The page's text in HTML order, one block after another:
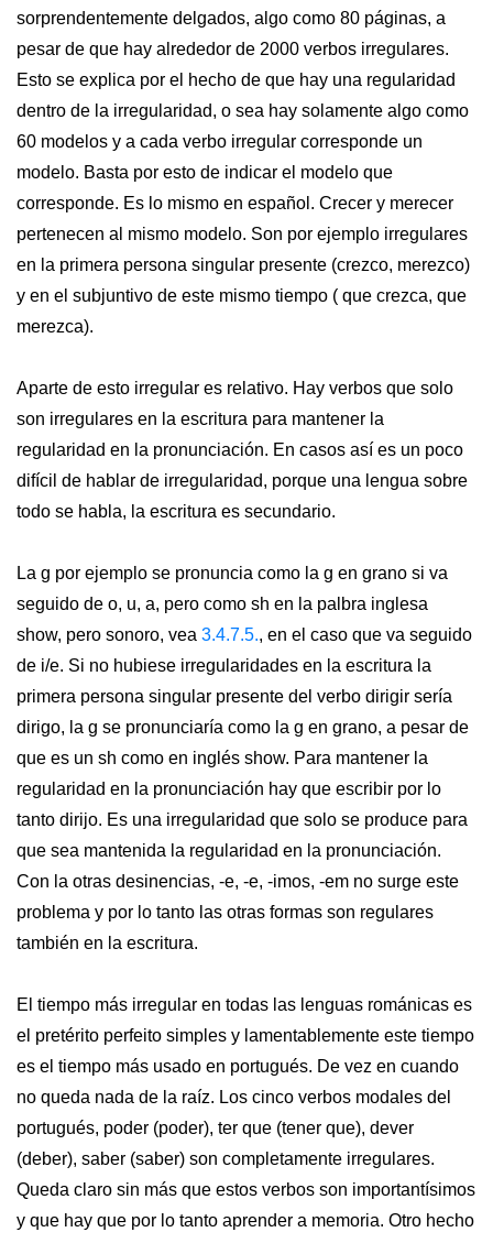
sorprendentemente delgados, algo como 80 páginas, a
pesar de que hay alrededor de 2000 verbos irregulares.
Esto se explica por el hecho de que hay una regularidad
dentro de la irregularidad, o sea hay solamente algo como
60 modelos y a cada verbo irregular corresponde un
modelo. Basta por esto de indicar el modelo que
corresponde. Es lo mismo en español. Crecer y merecer
pertenecen al mismo modelo. Son por ejemplo irregulares
en la primera persona singular presente (crezco, merezco)
y en el subjuntivo de este mismo tiempo ( que crezca, que
merezca).
Aparte de esto irregular es relativo. Hay verbos que solo
son irregulares en la escritura para mantener la
regularidad en la pronunciación. En casos así es un poco
difícil de hablar de irregularidad, porque una lengua sobre
todo se habla, la escritura es secundario.
La g por ejemplo se pronuncia como la g en grano si va
seguido de o, u, a, pero como sh en la palbra inglesa
show, pero sonoro, vea 3.4.7.5., en el caso que va seguido
de i/e. Si no hubiese irregularidades en la escritura la
primera persona singular presente del verbo dirigir sería
dirigo, la g se pronunciaría como la g en grano, a pesar de
que es un sh como en inglés show. Para mantener la
regularidad en la pronunciación hay que escribir por lo
tanto dirijo. Es una irregularidad que solo se produce para
que sea mantenida la regularidad en la pronunciación.
Con la otras desinencias, -e, -e, -imos, -em no surge este
problema y por lo tanto las otras formas son regulares
también en la escritura.
El tiempo más irregular en todas las lenguas románicas es
el pretérito perfeito simples y lamentablemente este tiempo
es el tiempo más usado en portugués. De vez en cuando
no queda nada de la raíz. Los cinco verbos modales del
portugués, poder (poder), ter que (tener que), dever
(deber), saber (saber) son completamente irregulares.
Queda claro sin más que estos verbos son importantísimos
y que hay que por lo tanto aprender a memoria. Otro hecho